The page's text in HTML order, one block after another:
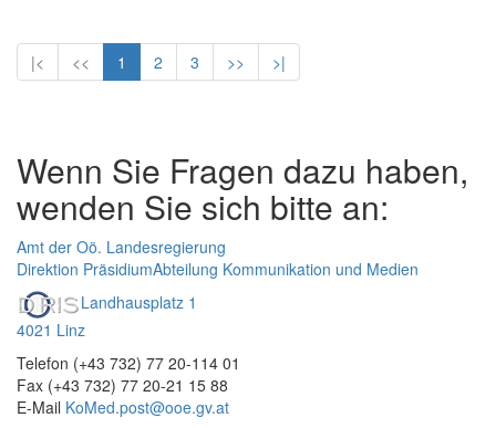
|< << 1 2 3 >> >|
Wenn Sie Fragen dazu haben,
wenden Sie sich bitte an:
Amt der Oö. Landesregierung
Direktion PräsidiumAbteilung Kommunikation und Medien
Landhausplatz 1
4021 Linz
Telefon (+43 732) 77 20-114 01
Fax (+43 732) 77 20-21 15 88
E-Mail KoMed.post@ooe.gv.at